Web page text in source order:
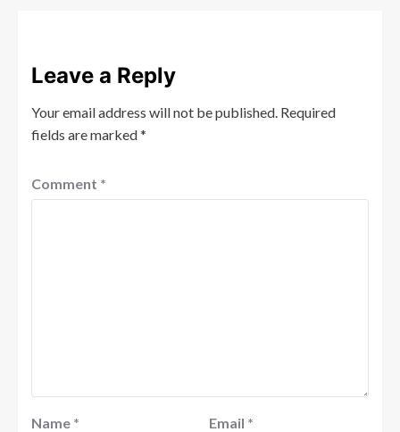
Leave a Reply
Your email address will not be published. Required
fields are marked*
Comment *
Name * Email *